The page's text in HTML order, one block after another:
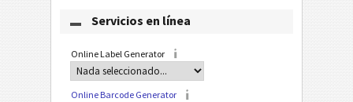
Servicios en línea
Online Label Generator
Online Barcode Generator